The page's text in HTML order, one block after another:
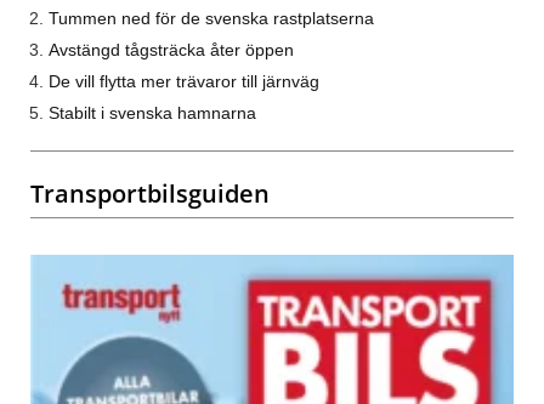
Tummen ned för de svenska rastplatserna
Avstängd tågsträcka åter öppen
De vill flytta mer trävaror till järnväg
Stabilt i svenska hamnarna
Transportbilsguiden